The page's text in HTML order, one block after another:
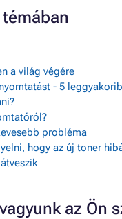
a világ végére
- 5
probléma
hogy az új toner
az Ön